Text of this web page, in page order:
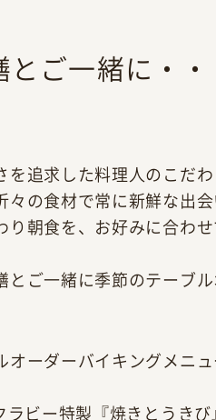
とご一緒に・
を追求した料理人のこだ
々の食材で常に新鮮な出
り朝食を、お好みに合わ
とご一緒に季節のテーブ
オーダーバイキングメニ
ラビー特製『焼きとうきび